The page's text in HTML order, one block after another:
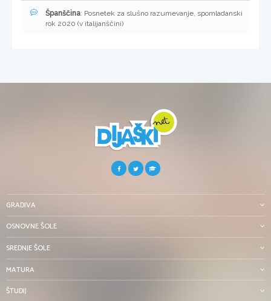
Španščina: Posnetek za slušno razumevanje, spomladanski
rok 2020 (v italijanščini)
GRADIVA
OSNOVNE ŠOLE
SREDNJE ŠOLE
MATURA
ŠTUDIJ